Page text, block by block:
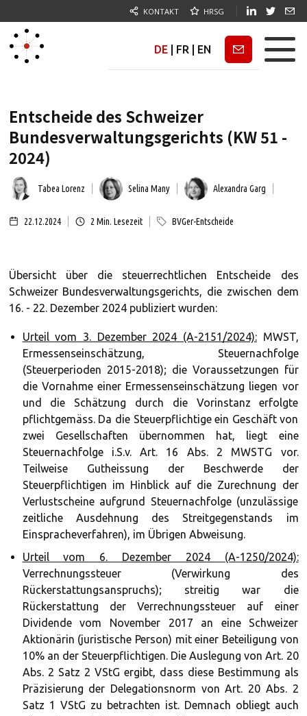
KONTAKT HRSG
DE FR EN Newsletter
Entscheide des Schweizer
Bundesverwaltungsgerichts (KW 51 -
2024)
Tabea Lorenz Selina Many Alexandra Garg
22.12.2024 2 Min. Lesezeit BVGer-Entscheide
Übersicht über die steuerrechtlichen Entscheide des
Schweizer Bundesverwaltungsgerichts, die zwischen dem
16. - 22. Dezember 2024 publiziert wurden:
Urteil vom 3. Dezember 2024 (A-2151/2024):MWST,
Ermessenseinschätzung, Steuernachfolge
(Steuerperioden 2015-2018); die Voraussetzungen für
die Vornahme einer Ermessenseinschätzung liegen vor
und die Schätzung durch die Vorinstanz erfolgte
pflichtgemäss. Da die Steuerpflichtige ein Geschäft von
zwei Gesellschaften übernommen hat, liegt eine
Steuernachfolge i.S.v. Art. 16 Abs. 2 MWSTG vor.
Teilweise Gutheissung der Beschwerde der
Steuerpflichtigen im Hinblick auf die Zurechnung der
Verlustscheine aufgrund Steuernachfolge (unzulässige
zeitliche Ausdehnung des Streitgegenstands im
Einspracheverfahren), im Übrigen Abweisung.
Urteil vom 6. Dezember 2024 (A-1250/2024):
Verrechnungssteuer (Verwirkung des
Rückerstattungsanspruchs); streitig war die
Rückerstattung der Verrechnungssteuer auf einer
Dividende vom November 2017 an eine Schweizer
Aktionärin (juristische Person) mit einer Beteiligung von
10% an der Steuerpflichtigen. Die Auslegung von Art. 20
Abs. 2 Satz 2 VStG ergibt, dass diese Bestimmung als
Präzisierung der Delegationsnorm von Art. 20 Abs. 2
Satz 1 VStG zu betrachten ist. Demnach obliegt auch